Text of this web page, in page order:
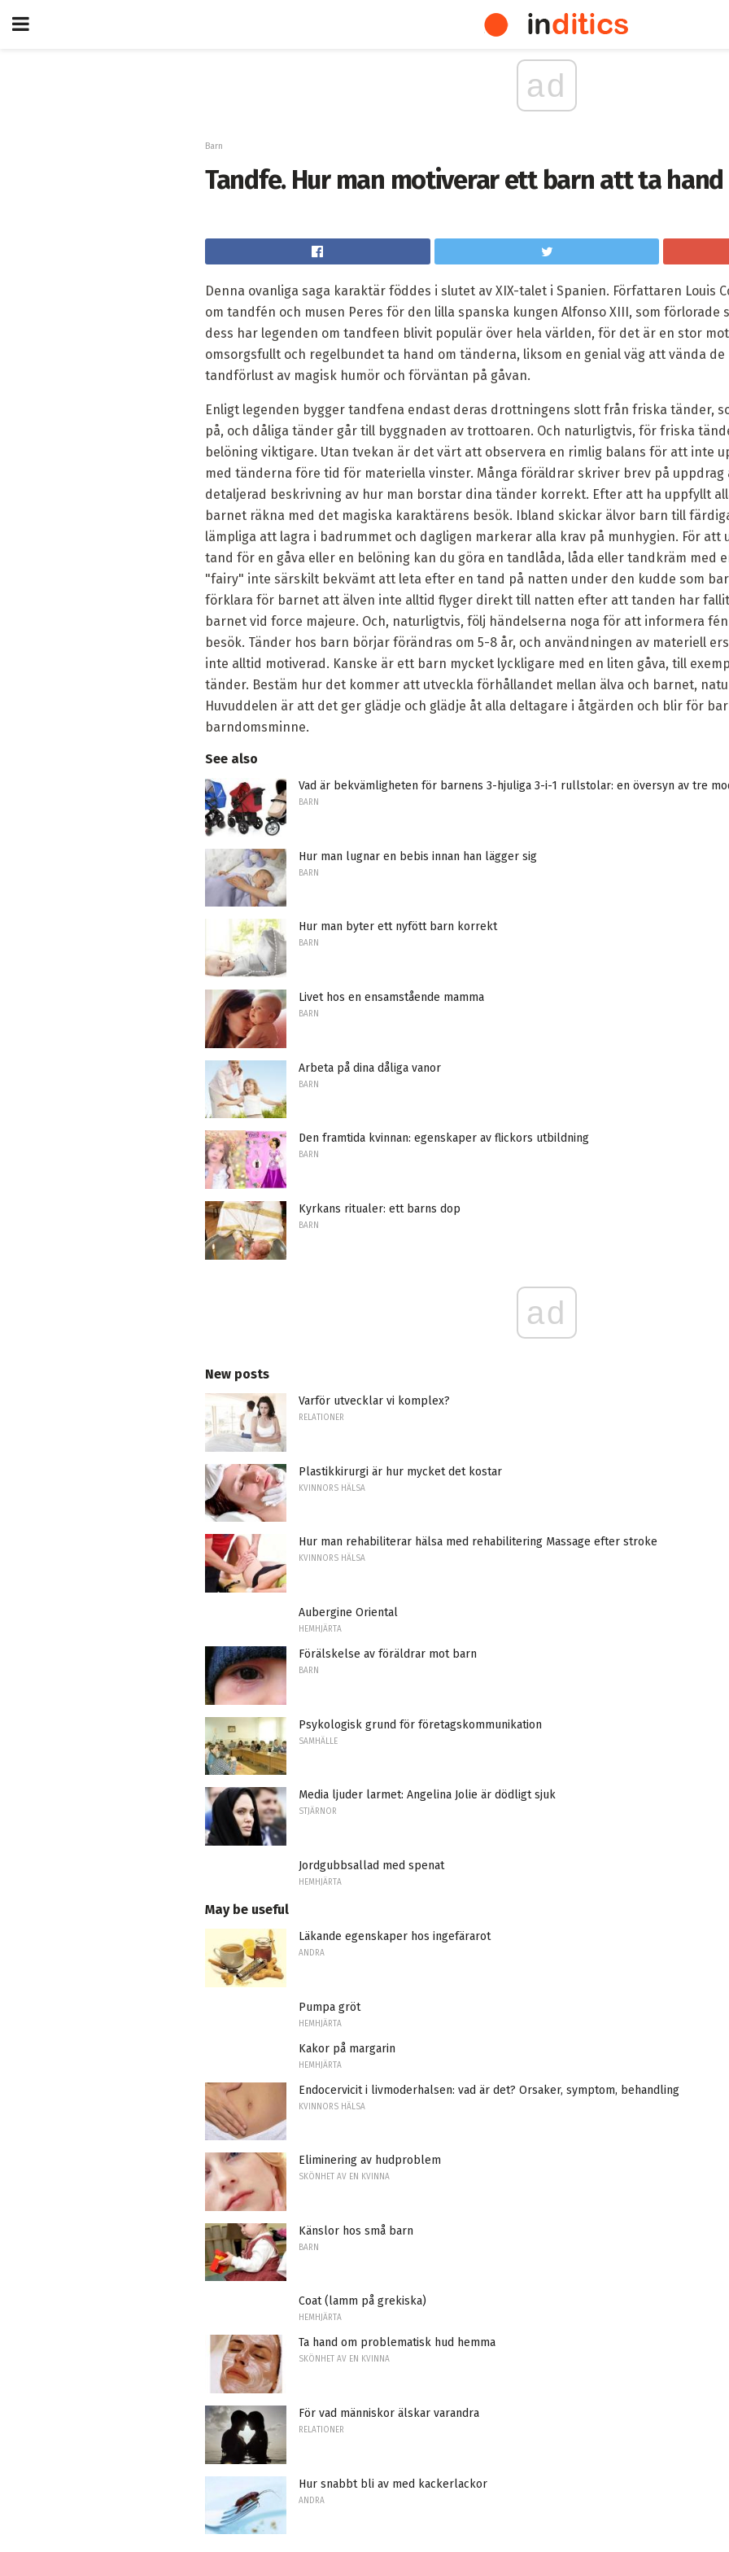
ad
Barn
Tandfe. Hur man motiverar ett barn att ta
Denna ovanliga saga karaktär föddes i slutet av XIX-talet i Spanien. Författaren Louis
om tandfén och musen Peres för den lilla spanska kungen Alfonso XIII, som förlorade
dess har legenden om tandfeen blivit populär över hela världen, för det är en stor
omsorgsfullt och regelbundet ta hand om tänderna, liksom en genial väg att vända
tandförlust av magisk humör och förväntan på gåvan.
Enligt legenden bygger tandfena endast deras drottningens slott från friska tänder,
på, och dåliga tänder går till byggnaden av trottoaren. Och naturligtvis, för friska
belöning viktigare. Utan tvekan är det värt att observera en rimlig balans för att inte
med tänderna före tid för materiella vinster. Många föräldrar skriver brev på uppdrag
detaljerad beskrivning av hur man borstar dina tänder korrekt. Efter att ha uppfyllt
barnet räkna med det magiska karaktärens besök. Ibland skickar älvor barn till
lämpliga att lagra i badrummet och dagligen markerar alla krav på munhygien. För
tand för en gåva eller en belöning kan du göra en tandlåda, låda eller tandkräm med
"fairy" inte särskilt bekvämt att leta efter en tand på natten under den kudde som
förklara för barnet att älven inte alltid flyger direkt till natten efter att tanden har
barnet vid force majeure. Och, naturligtvis, följ händelserna noga för att informera
besök. Tänder hos barn börjar förändras om 5-8 år, och användningen av materiell
inte alltid motiverad. Kanske är ett barn mycket lyckligare med en liten gåva, till
tänder. Bestäm hur det kommer att utveckla förhållandet mellan älva och barnet,
Huvuddelen är att det ger glädje och glädje åt alla deltagare i åtgärden och blir för
barndomsminne.
See also
Vad är bekvämligheten för barnens 3-hjuliga 3-i-1 rullstolar: en översyn av tre
BARN
Hur man lugnar en bebis innan han lägger sig
BARN
Hur man byter ett nyfött barn korrekt
BARN
Livet hos en ensamstående mamma
BARN
Arbeta på dina dåliga vanor
BARN
Den framtida kvinnan: egenskaper av flickors utbildning
BARN
Kyrkans ritualer: ett barns dop
BARN
ad
New posts
Varför utvecklar vi komplex?
RELATIONER
Plastikkirurgi är hur mycket det kostar
KVINNORS HÄLSA
Hur man rehabiliterar hälsa med rehabilitering Massage efter stroke
KVINNORS HÄLSA
Aubergine Oriental
HEMHJÄRTA
Förälskelse av föräldrar mot barn
BARN
Psykologisk grund för företagskommunikation
SAMHÄLLE
Media ljuder larmet: Angelina Jolie är dödligt sjuk
STJÄRNOR
Jordgubbsallad med spenat
HEMHJÄRTA
May be useful
Läkande egenskaper hos ingefärarot
ANDRA
Pumpa gröt
HEMHJÄRTA
Kakor på margarin
HEMHJÄRTA
Endocervicit i livmoderhalsen: vad är det? Orsaker, symptom, behandling
KVINNORS HÄLSA
Eliminering av hudproblem
SKÖNHET AV EN KVINNA
Känslor hos små barn
BARN
Coat (lamm på grekiska)
HEMHJÄRTA
Ta hand om problematisk hud hemma
SKÖNHET AV EN KVINNA
För vad människor älskar varandra
RELATIONER
Hur snabbt bli av med kackerlackor
ANDRA